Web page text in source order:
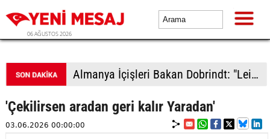
06 AĞUSTOS 2026
Almanya İçişleri Bakan Dobrindt: "Leipzig Havalimanı'ndaki İHA saldırısı girişimi amatörce taktiklere işaret etmiyor"
'Çekilirsen aradan geri kalır Yaradan'
03.06.2026 00:00:00